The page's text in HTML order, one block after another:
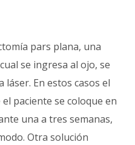
pars plana, una
se ingresa al ojo, se
En estos casos el
paciente se coloque en
una a tres semanas,
Otra solución